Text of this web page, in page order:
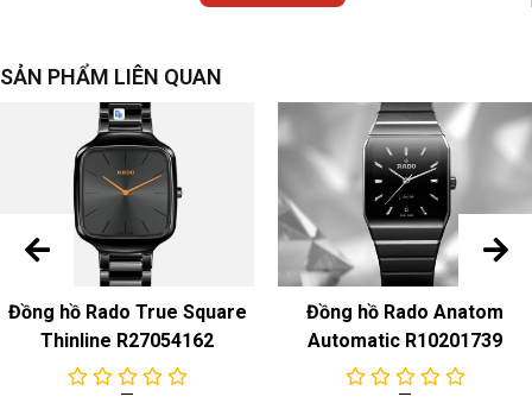
Mặt số
Màu sắc & Chất liệu
Dây đeo đồng hồ
Màu sắc & Chất liệu
: Dây titan
Khóa
: Titan
Đồng hồ cơ
Chức năng
SẢN PHẨM LIÊN QUAN
Đồng hồ Rado True Square
Thinline R27054162
Đồng hồ Rado Anatom
Automatic R10201739